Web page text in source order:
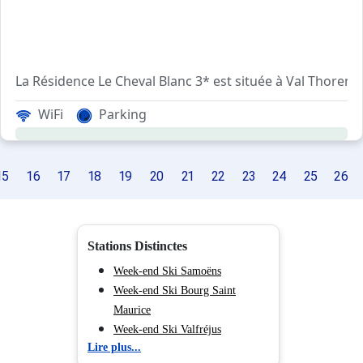
La Résidence Le Cheval Blanc 3* est située à Val
WiFi
Parking
16 17 18 19 20 21 22 23 24 25 26
Stations Distinctes
Week-end Ski Samoëns
Week-end Ski Bourg Saint
Maurice
Week-end Ski Valfréjus
Week-end Ski Vaujany
Lire plus...